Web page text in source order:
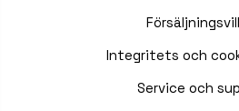
Integritets och
Service och